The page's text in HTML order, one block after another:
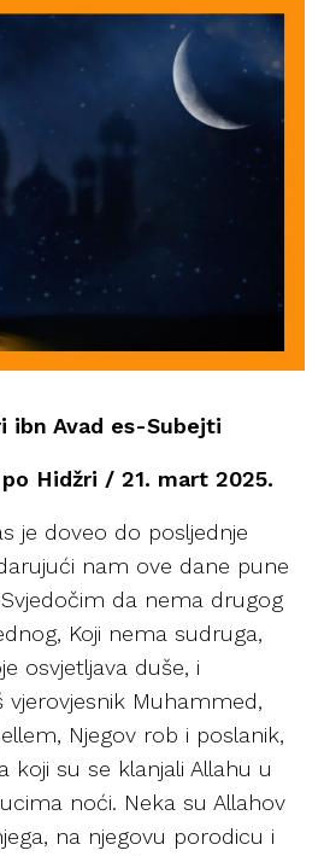
ibn Avad es-Subejti
Hidžri / 21. mart 2025.
je doveo do posljednje
nam ove dane pune
da nema drugog
Koji nema sudruga,
osvjetljava duše, i
vjerovjesnik Muhammed,
Njegov rob i poslanik,
koji su se klanjali Allahu u
noći. Neka su Allahov
na njegovu porodicu i